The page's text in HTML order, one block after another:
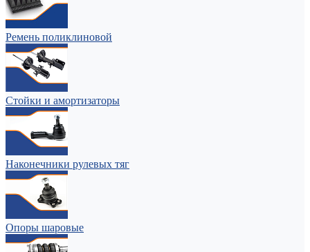
Ремень поликлиновой
Стойки и амортизаторы
Наконечники рулевых тяг
Опоры шаровые